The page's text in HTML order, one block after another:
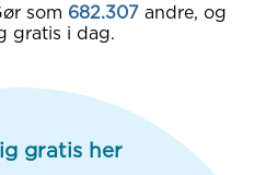
som 682.307 andre, og
gratis i dag.
gratis her